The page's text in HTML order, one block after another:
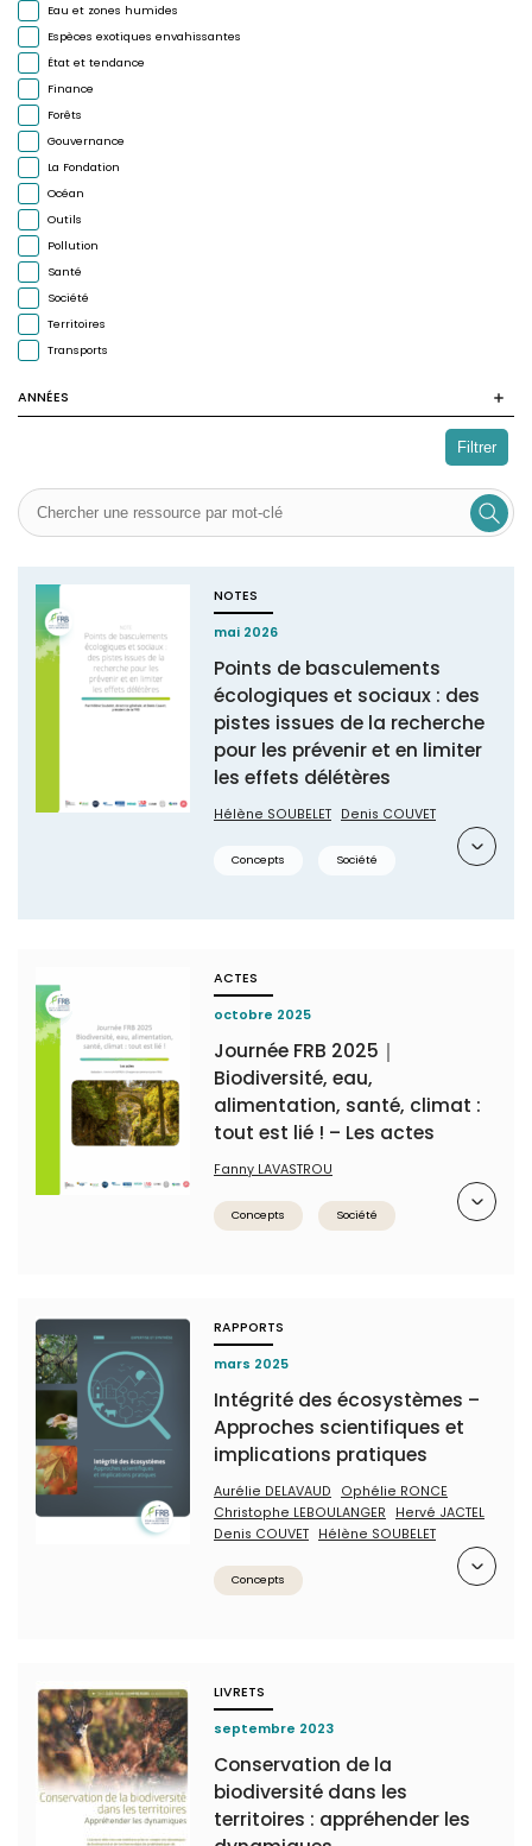
Eau et zones humides
Espèces exotiques envahissantes
État et tendance
Finance
Forêts
Gouvernance
La Fondation
Océan
Outils
Pollution
Santé
Société
Territoires
Transports
ANNÉES
Filtrer
NOTES
mai 2026
Points de basculements
écologiques et sociaux : des
pistes issues de la recherche
pour les prévenir et en limiter
les effets délétères
Hélène SOUBELET Denis COUVET
Concepts Société
ACTES
octobre 2025
Journée FRB 2025｜
Biodiversité, eau,
alimentation, santé, climat :
tout est lié ! – Les actes
Fanny LAVASTROU
Concepts Société
RAPPORTS
mars 2025
Intégrité des écosystèmes –
Approches scientifiques et
implications pratiques
Aurélie DELAVAUD
Ophélie RONCE
Christophe LEBOULANGER
Hervé JACTEL
Denis COUVET Hélène SOUBELET
Concepts
LIVRETS
septembre 2023
Conservation de la
biodiversité dans les
territoires : appréhender les